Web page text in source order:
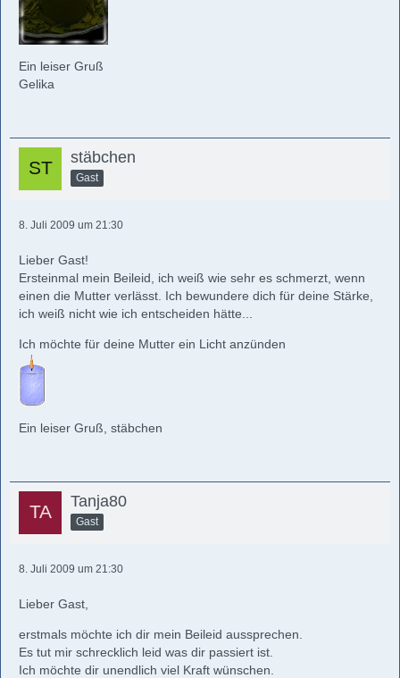
Ein leiser Gruß
Gelika
stäbchen
Gast
8. Juli 2009 um 21:30
Lieber Gast!
Ersteinmal mein Beileid, ich weiß wie sehr es schmerzt, wenn
einen die Mutter verlässt. Ich bewundere dich für deine Stärke,
ich weiß nicht wie ich entscheiden hätte...
Ich möchte für deine Mutter ein Licht anzünden
Ein leiser Gruß, stäbchen
Tanja80
Gast
8. Juli 2009 um 21:30
Lieber Gast,
erstmals möchte ich dir mein Beileid aussprechen.
Es tut mir schrecklich leid was dir passiert ist.
Ich möchte dir unendlich viel Kraft wünschen.